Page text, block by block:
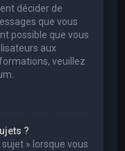
décider de
que vous
possible que vous
aux
veuillez
?
» lorsque vous